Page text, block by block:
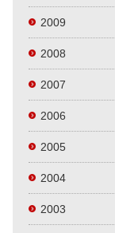
2009
2008
2007
2006
2005
2004
2003